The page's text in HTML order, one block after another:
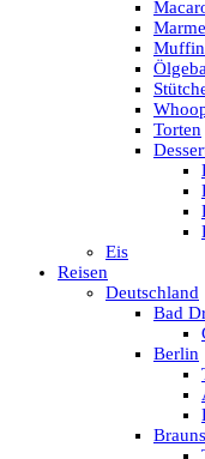
Torten
Eis
Reisen
Deutschland
Bad
Berlin